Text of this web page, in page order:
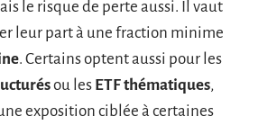
le risque de perte aussi. Il vaut
leur part à une fraction minime
. Certains optent aussi pour les
ou les ETF thématiques,
exposition ciblée à certaines